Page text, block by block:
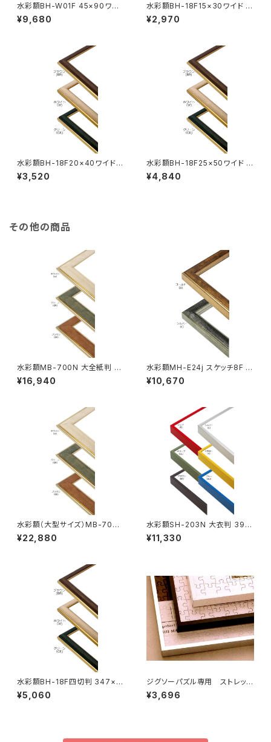
水彩額BH-W01F 45×90ワイ
ド 450×900ミリ
¥9,680
水彩額BH-18F15×30ワイド 15
0×300ミリ
¥2,970
水彩額BH-18F20×40ワイド 2
00×400ミリ
¥3,520
水彩額BH-18F25×50ワイド 2
50×500ミリ
¥4,840
その他の商品
水彩額MB-700N 大全紙判 54
4×726ミリ
¥16,940
水彩額MH-E24j スケッチ8F 5
20×595ミリ
¥10,670
水彩額（大型サイズ）MB-700N
大判 660×850ミリ
¥22,880
水彩額SH-203N 大衣判 393
×508ミリ
¥11,330
水彩額BH-18F四切判 347×4
23ミリ
¥5,060
ジグソーパズル専用 ストレッチ
ライン 615×615ミリ （12ボ)
¥3,696